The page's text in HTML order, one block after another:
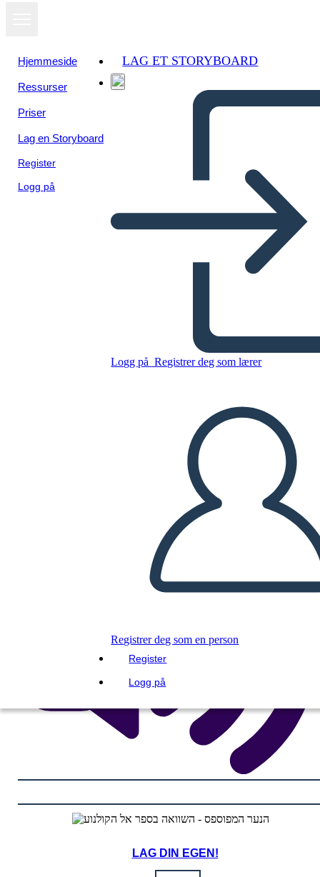
Hjemmeside
Ressurser
Priser
Lag en Storyboard
Register
Logg på
LAG ET STORYBOARD
Logg på Registrer deg som lærer
Registrer deg som en person
Register
Logg på
הנער המפוספס - השוואה בספר
אל הקולנוע
Kopier dette storyboardet
LAGE ET STORYBOARD
SPILLE AV LYSBILDEFREMVISNING
LES FOR MEG
LAG DIN EGEN!